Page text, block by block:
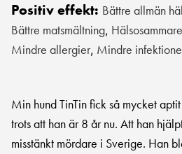
Positiv effekt: Bättre allmän
Bättre matsmältning,
Mindre allergier, Mindre
Min hund TinTin fick så mycket
trots att han är 8 år nu. Att han
misstänkt mördare i Sverige. Han